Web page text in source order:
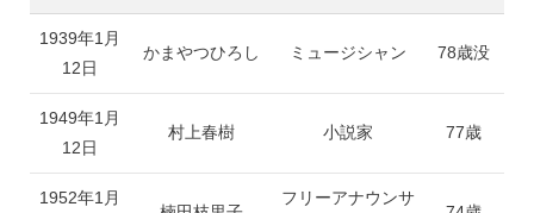
1939年1月
12日
かまやつひろし ミュージシャン 78歳没
1949年1月
12日
村上春樹 小説家 77歳
1952年1月
フリーアナウンサ